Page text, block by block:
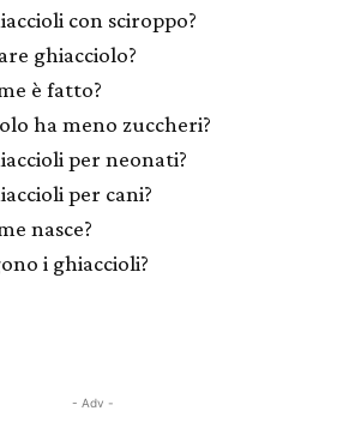
con sciroppo?
ghiacciolo?
è fatto?
ha meno zuccheri?
per neonati?
per cani?
nasce?
i ghiaccioli?
- Adv -